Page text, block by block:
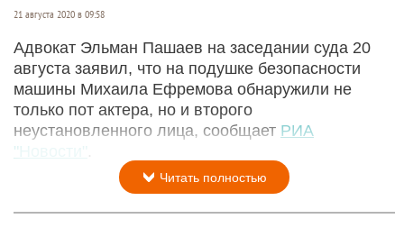
21 августа 2020 в 09:58
Адвокат Эльман Пашаев на заседании суда 20
августа заявил, что на подушке безопасности
машины Михаила Ефремова обнаружили не
только пот актера, но и второго
неустановленного лица, сообщает РИА
"Новости"
Читать полностью